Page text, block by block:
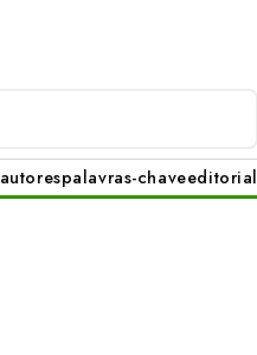
autorespalavras-chaveeditorial